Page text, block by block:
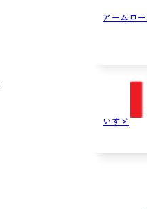
アームロ
いすゞ